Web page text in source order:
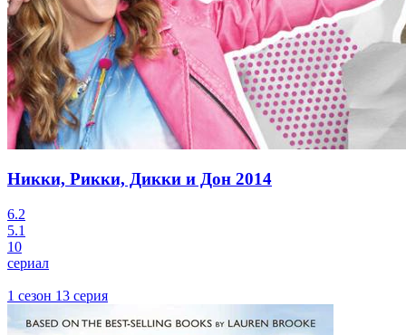
Никки, Рикки, Дикки и Дон 2014
6.2
5.1
10
сериал
1 сезон 13 серия